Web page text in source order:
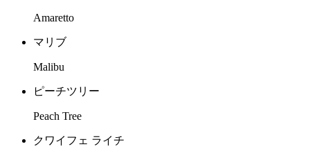
Amaretto
マリブ
Malibu
ピーチツリー
Peach Tree
クワイフェ ライチ